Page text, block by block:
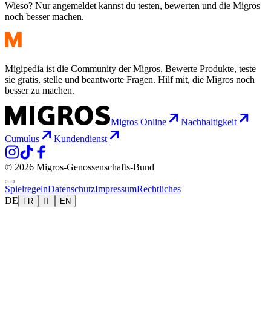
Wieso? Nur angemeldet kannst du testen, bewerten und die Migros
noch besser machen.
Migipedia ist die Community der Migros. Bewerte Produkte, teste
sie gratis, stelle und beantworte Fragen. Hilf mit, die Migros noch
besser zu machen.
Migros Online
Nachhaltigkeit
Cumulus
Kundendienst
© 2026 Migros-Genossenschafts-Bund
SpielregelnDatenschutzImpressumRechtliches
DE
FR IT EN